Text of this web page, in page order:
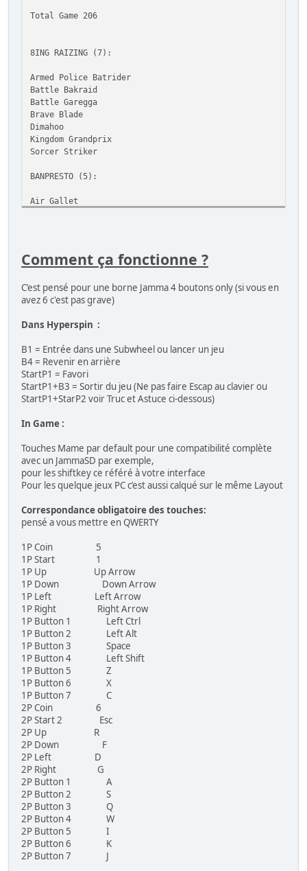
Total Game 206
8ING RAIZING (7):
Armed Police Batrider
Battle Bakraid
Battle Garegga
Brave Blade
Dimahoo
Kingdom Grandprix
Sorcer Striker
BANPRESTO (5):
Air Gallet
1941: Counter Attack
1943: The Battle of Midway
Avengers
Block Block
Commando
Exed Exes
Gun.Smoke
Legendary Wings
Mercs
The Speed Rumbler
Varth: Operation Thunderstorm
Vulgus
CAVE (18):
DoDonPachi Dai-Fukkatsu
DoDonPachi Dai-Ou-Jou V101
DoDonPachi Dai-Ou-Jou
DonPachi
Espgaluda
Espgaluda II
ESP Ra.De.
Fever SOS
Mushihime-Sama Futari Ver 1.5
Mushihime-Sama Futari Black Label
Guwange
Ibara
Ibara Kuro Black Label
Ketsui: Kizuna Jigoku Tachi
Muchi Muchi Pork!
Mushihime-Sama
Pink Sweets: Ibara Sorekara
Indépendant (1):
Fix-it Felix
IGS (1):
DoDonPachi II - Bee Storm
Comment ça fonctionne ?
C’est pensé pour une borne Jamma 4 boutons only (si vous en
avez 6 c'est pas grave)
Dans Hyperspin :
B1 = Entrée dans une Subwheel ou lancer un jeu
B4 = Revenir en arrière
StartP1 = Favori
StartP1+B3 = Sortir du jeu (Ne pas faire Escap au clavier ou
StartP1+StarP2 voir Truc et Astuce ci-dessous)
In Game :
Touches Mame par default pour une compatibilité complète
avec un JammaSD par exemple,
pour les shiftkey ce référé à votre interface
Pour les quelque jeux PC c’est aussi calqué sur le même Layout
Correspondance obligatoire des touches:
pensé a vous mettre en QWERTY
1P Coin 5
1P Start 1
1P Up Up Arrow
1P Down Down Arrow
1P Left Left Arrow
1P Right Right Arrow
1P Button 1 Left Ctrl
1P Button 2 Left Alt
1P Button 3 Space
1P Button 4 Left Shift
1P Button 5 Z
1P Button 6 X
1P Button 7 C
2P Coin 6
2P Start 2 Esc
2P Up R
2P Down F
2P Left D
2P Right G
2P Button 1 A
2P Button 2 S
2P Button 3 Q
2P Button 4 W
2P Button 5 I
2P Button 6 K
2P Button 7 J